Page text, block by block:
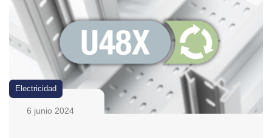
Electricidad
6 junio 2024